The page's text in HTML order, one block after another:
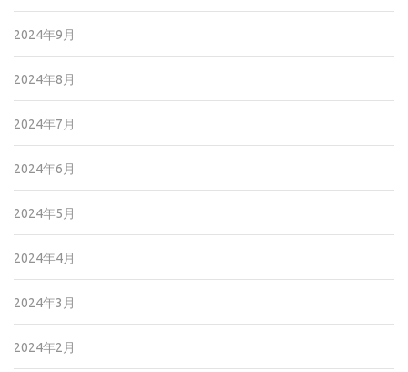
2024年9月
2024年8月
2024年7月
2024年6月
2024年5月
2024年4月
2024年3月
2024年2月